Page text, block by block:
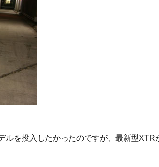
を投入したかったのですが、最新型XTR